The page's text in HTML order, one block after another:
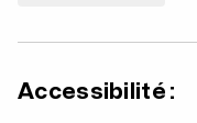
Accessibilité :